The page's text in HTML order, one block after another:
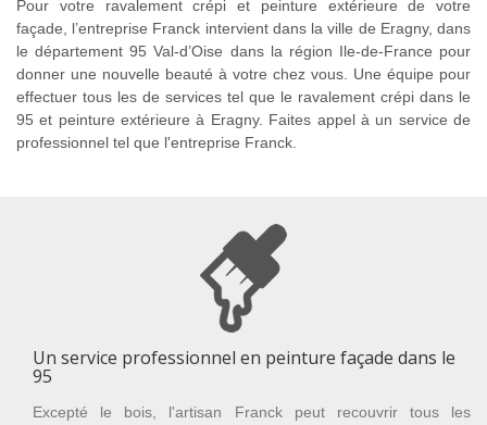
Pour votre ravalement crépi et peinture extérieure de votre
façade, l’entreprise Franck intervient dans la ville de Eragny, dans
le département 95 Val-d’Oise dans la région Ile-de-France pour
donner une nouvelle beauté à votre chez vous. Une équipe pour
effectuer tous les de services tel que le ravalement crépi dans le
95 et peinture extérieure à Eragny. Faites appel à un service de
professionnel tel que l'entreprise Franck.
Un service professionnel en peinture façade dans le
95
Excepté le bois, l'artisan Franck peut recouvrir tous les